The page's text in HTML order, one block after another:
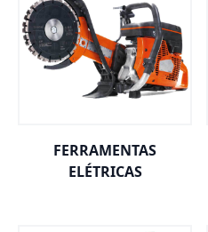
FERRAMENTAS
ELÉTRICAS